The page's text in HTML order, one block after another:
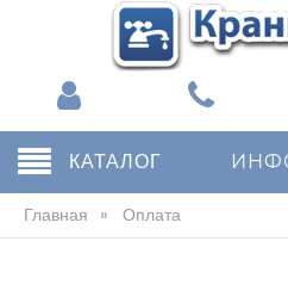
КАТАЛОГ
Главная » Оплата